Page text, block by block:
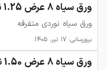
ورق سیاه 8 عرض 1.25 نوردی متفرقه
ورق سیاه نوردی متفرقه
بروزرسانی: 17 تیر، 1405
ورق سیاه 8 عرض 1.50 نوردی متفرقه